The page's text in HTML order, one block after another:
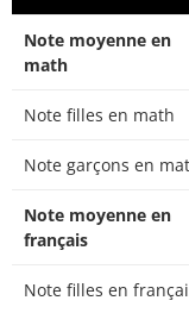
Note moyenne en
math
Note filles en math
Note garçons en
Note moyenne en
français
Note filles en